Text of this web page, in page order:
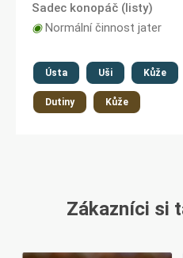
Sadec konopáč (listy)
◉Normální činnost jater
Ústa Uši Kůže
Dutiny Kůže
Zákazníci si